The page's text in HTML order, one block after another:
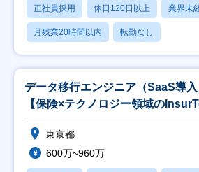
正社員採用 休日120日以上 業界未
月残業20時間以内 転勤なし
データ移行エンジニア（SaaS導入
【保険×テクノロジー領域の
東京都
600万~960万